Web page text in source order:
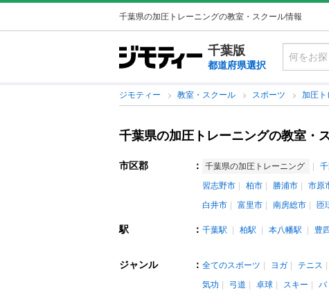
千葉県の加圧トレーニングの教室・スクール情報
千葉版
都道府県選択
ジモティー 教室・スクール スポーツ 加圧ト
千葉県の加圧トレーニングの教室・
市区郡 ： 千葉県の加圧トレーニング
習志野市
柏市 勝浦市 市原
白井市
富里市 南房総市 匝
駅 ： 千葉駅 柏駅 本八幡駅 豊
ジャンル ： 全てのスポーツ ヨガ テニス
気功
弓道 卓球 スキー バ